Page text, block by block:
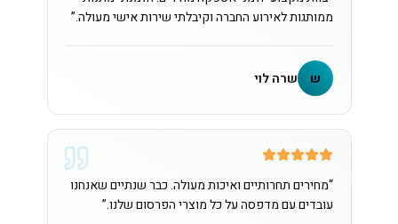
ממותגות לאירוע החברה וקיבלתי שירות אישי מעולה.”
ש שרה לוי
“מחירים תחרותיים ואיכות מעולה. כבר שנתיים שאנחנו
עובדים עם מדפסה על כל מוצרי הפרסום שלנו.”